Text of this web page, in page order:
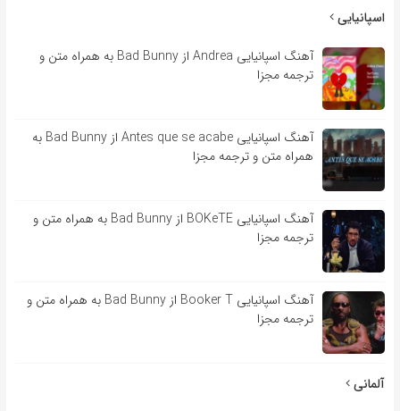
اسپانیایی
آهنگ اسپانیایی Andrea از Bad Bunny به همراه متن و
ترجمه مجزا
آهنگ اسپانیایی Antes que se acabe از Bad Bunny به
همراه متن و ترجمه مجزا
آهنگ اسپانیایی BOKeTE از Bad Bunny به همراه متن و
ترجمه مجزا
آهنگ اسپانیایی Booker T از Bad Bunny به همراه متن و
ترجمه مجزا
آلمانی